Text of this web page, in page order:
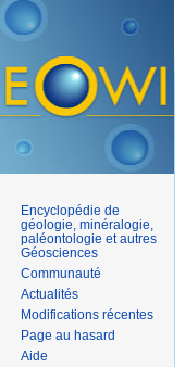
Encyclopédie de
géologie, minéralogie,
paléontologie et autres
Géosciences
Communauté
Actualités
Modifications récentes
Page au hasard
Aide